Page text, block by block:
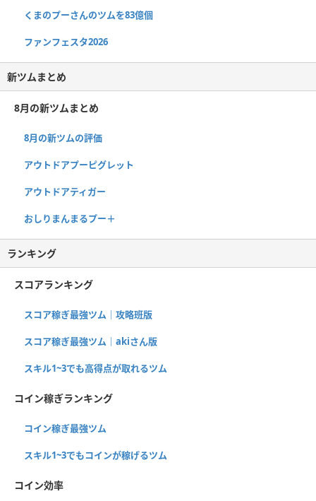
くまのプーさんのツムを83億個
ファンフェスタ2026
新ツムまとめ
8月の新ツムまとめ
8月の新ツムの評価
アウトドアプーピグレット
アウトドアティガー
おしりまんまるプー＋
ランキング
スコアランキング
スコア稼ぎ最強ツム｜攻略班版
スコア稼ぎ最強ツム｜akiさん版
スキル1~3でも高得点が取れるツム
コイン稼ぎランキング
コイン稼ぎ最強ツム
スキル1~3でもコインが稼げるツム
コイン効率